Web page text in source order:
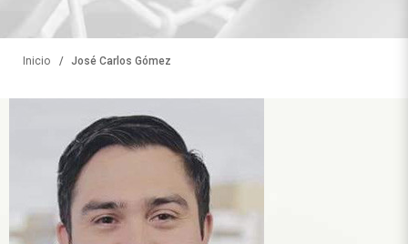
Inicio José Carlos Gómez